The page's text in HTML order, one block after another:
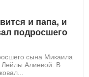
и папа, и
подросшего
сына Микаила
Лейлы Алиевой. В